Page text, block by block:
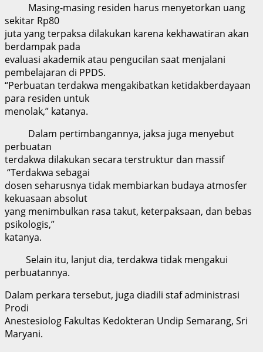
Masing-masing residen harus menyetorkan uang
sekitar Rp80
juta yang terpaksa dilakukan karena kekhawatiran akan
berdampak pada
evaluasi akademik atau pengucilan saat menjalani
pembelajaran di PPDS.
“Perbuatan terdakwa mengakibatkan ketidakberdayaan
para residen untuk
menolak,” katanya.
Dalam pertimbangannya, jaksa juga menyebut
perbuatan
terdakwa dilakukan secara terstruktur dan massif
“Terdakwa sebagai
dosen seharusnya tidak membiarkan budaya atmosfer
kekuasaan absolut
yang menimbulkan rasa takut, keterpaksaan, dan bebas
psikologis,”
katanya.
Selain itu, lanjut dia, terdakwa tidak mengakui
perbuatannya.
Dalam perkara tersebut, juga diadili staf administrasi
Prodi
Anestesiolog Fakultas Kedokteran Undip Semarang, Sri
Maryani.